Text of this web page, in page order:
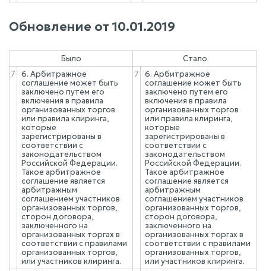
Обновление от 10.01.2019
Было
Стало
7
6. Арбитражное
соглашение может быть
заключено путем его
включения в правила
организованных торгов
или правила клиринга,
которые
зарегистрированы в
соответствии с
законодательством
Российской Федерации.
Такое арбитражное
соглашение является
арбитражным
соглашением участников
организованных торгов,
сторон договора,
заключенного на
организованных торгах в
соответствии с правилами
организованных торгов,
или участников клиринга.
7
6. Арбитражное
соглашение может быть
заключено путем его
включения в правила
организованных торгов
или правила клиринга,
которые
зарегистрированы в
соответствии с
законодательством
Российской Федерации.
Такое арбитражное
соглашение является
арбитражным
соглашением участников
организованных торгов,
сторон договора,
заключенного на
организованных торгах в
соответствии с правилами
организованных торгов,
или участников клиринга.